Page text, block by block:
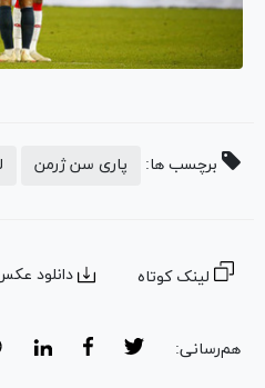
برچسب ها: پاری سن ژرمن
لینک کوتاه دانلود
هم‌رسانی: